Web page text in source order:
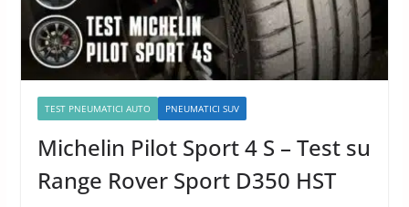
TEST PNEUMATICI AUTO PNEUMATICI SUV
Michelin Pilot Sport 4 S – Test su
Range Rover Sport D350 HST